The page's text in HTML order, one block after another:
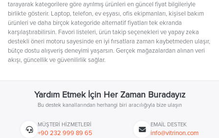
tarayarak kategorilere göre ayrılmış ürünleri en güncel fiyat bilgileriyle
birlikte gösterir. Laptop, telefon, ev eşyası, ofis ekipmanları, kişisel bakım
ürünleri ve daha birçok kategoride alternatif fiyatları tek ekranda
karşılaştırabilirsin. Favori listeleri, ürün takip seçenekleri ve yapay zeka
destekli öneri motoru sayesinde en iyi fırsatlara zaman kaybetmeden ulaşır,
bütçe dostu alışveriş deneyimi yaşarsın. Gerçek mağazalardan alınan veri
akışı, güncellik ve güvenilirlik sağlar.
Yardım Etmek İçin Her Zaman Buradayız
Bu destek kanallarından herhangi biri aracılığıyla bize ulaşın
MÜŞTERI HIZMETLERI
+90 232 999 89 65
EMAIL DESTEK
info@vitrinon.com